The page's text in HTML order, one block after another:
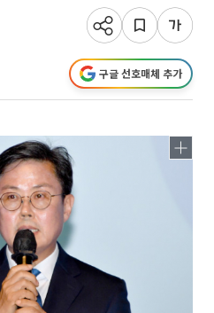
구글 선호매체 추가